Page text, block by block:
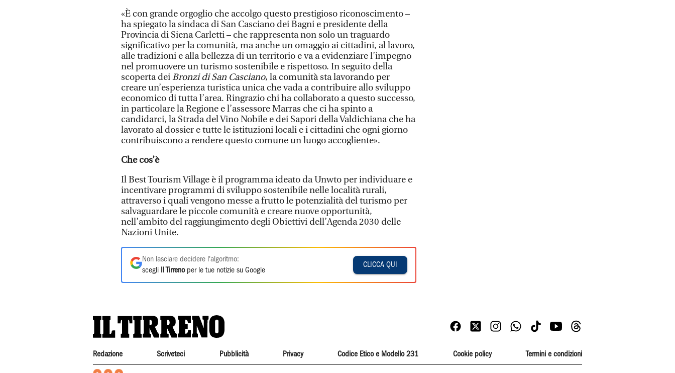
«È con grande orgoglio che accolgo questo prestigioso riconoscimento –
ha spiegato la sindaca di San Casciano dei Bagni e presidente della
Provincia di Siena Carletti – che rappresenta non solo un traguardo
significativo per la comunità, ma anche un omaggio ai cittadini, al lavoro,
alle tradizioni e alla bellezza di un territorio e va a evidenziare l’impegno
nel promuovere un turismo sostenibile e rispettoso. In seguito della
scoperta deiBronzi di San Casciano, la comunità sta lavorando per
creare un’esperienza turistica unica che vada a contribuire allo sviluppo
economico di tutta l’area. Ringrazio chi ha collaborato a questo successo,
in particolare la Regione e l’assessore Marras che ci ha spinto a
candidarci, la Strada del Vino Nobile e dei Sapori della Valdichiana che ha
lavorato al dossier e tutte le istituzioni locali e i cittadini che ogni giorno
contribuiscono a rendere questo comune un luogo accogliente».
Che cos’è
Il Best Tourism Village è il programma ideato da Unwto per individuare e
incentivare programmi di sviluppo sostenibile nelle località rurali,
attraverso i quali vengono messe a frutto le potenzialità del turismo per
salvaguardare le piccole comunità e creare nuove opportunità,
nell’ambito del raggiungimento degli Obiettivi dell’Agenda 2030 delle
Nazioni Unite.
Non lasciare decidere l'algoritmo:
scegli
Il Tirrenoper le tue notizie su Google
CLICCA QUI
Redazione Scriveteci Pubblicità Privacy Codice Etico e Modello 231 Cookie policy Termini e condizioni